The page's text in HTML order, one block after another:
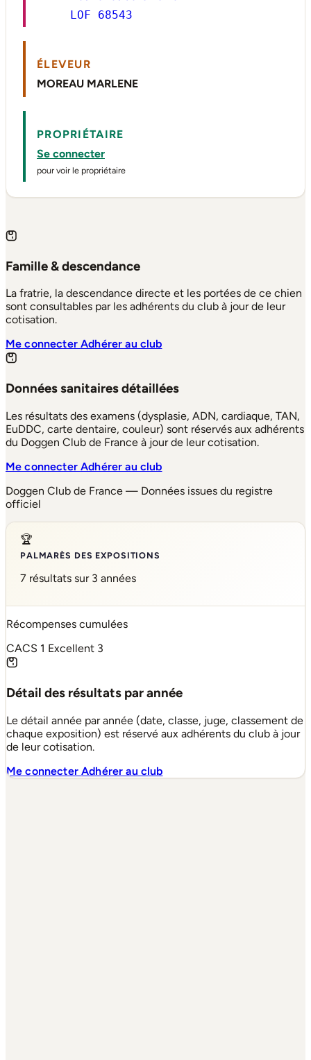
LOF 68543
ÉLEVEUR
MOREAU MARLENE
PROPRIÉTAIRE
Se connecter
pour voir le propriétaire
Famille & descendance
La fratrie, la descendance directe et les portées de ce chien
sont consultables par les adhérents du club à jour de leur
cotisation.
Me connecterAdhérer au club
Données sanitaires détaillées
Les résultats des examens (dysplasie, ADN, cardiaque, TAN,
EuDDC, carte dentaire, couleur) sont réservés aux adhérents
du Doggen Club de France à jour de leur cotisation.
Me connecterAdhérer au club
Doggen Club de France — Données issues du registre
officiel
🏆
PALMARÈS DES EXPOSITIONS
7 résultats sur 3 années
Récompenses cumulées
CACS 1 Excellent 3
Détail des résultats par année
Le détail année par année (date, classe, juge, classement de
chaque exposition) est réservé aux adhérents du club à jour
de leur cotisation.
Me connecterAdhérer au club